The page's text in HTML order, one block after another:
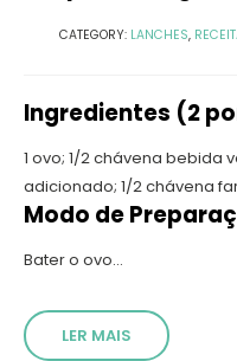
CATEGORY: LANCHES,
Ingredientes (2
1 ovo; 1/2 chávena bebida
adicionado; 1/2 chávena
Modo de
Bater o ovo...
LER MAIS